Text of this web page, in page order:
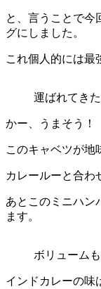
と、言うことで今
グにしました。
これ個人的には最
運ばれてき
かー、うまそう！
このキャベツが地
カレールーと合わ
あとこのミニハン
ます。
ボリューム
インドカレーの味